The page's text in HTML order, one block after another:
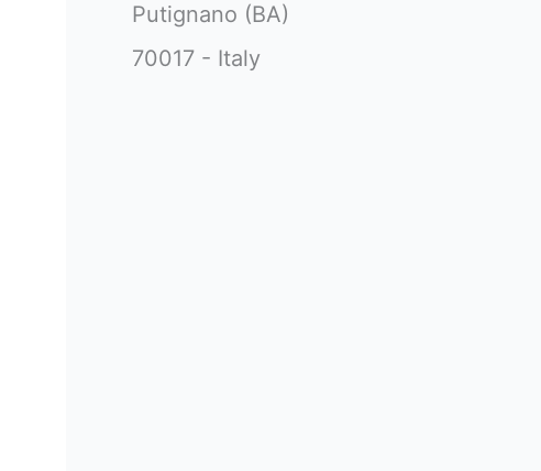
Putignano (BA)
70017 - Italy